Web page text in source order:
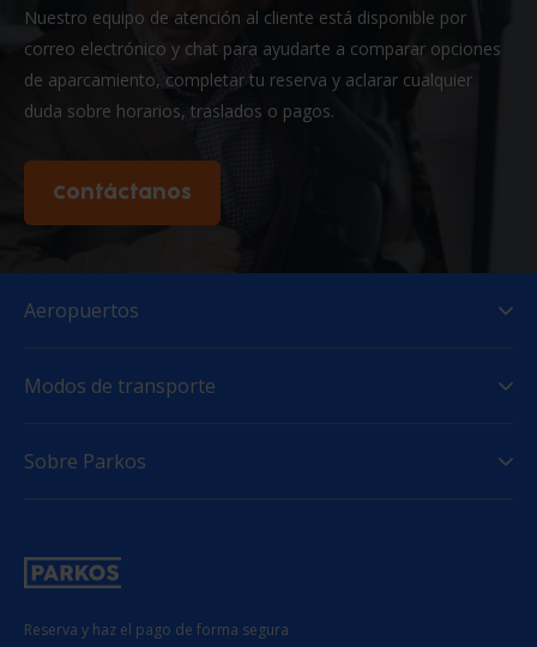
Nuestro equipo de atención al cliente está disponible por
correo electrónico y chat para ayudarte a comparar opciones
de aparcamiento, completar tu reserva y aclarar cualquier
duda sobre horarios, traslados o pagos.
Contáctanos
Reserva y haz el pago de forma segura
Aeropuertos
Modos de transporte
Sobre Parkos